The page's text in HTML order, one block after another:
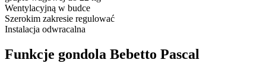
Wentylacyjną w budce
Szerokim zakresie regulować
Instalacja odwracalna
Funkcje gondola Bebetto Pascal